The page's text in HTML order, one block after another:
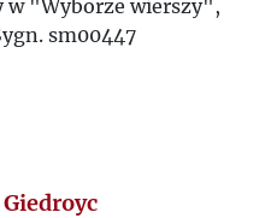
w "Wyborze wierszy",
sm00447